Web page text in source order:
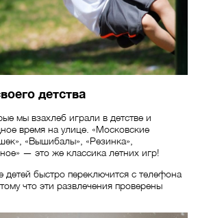
детства
мы взахлеб играли в детстве и
время на улице. «Московские
«Вышибалы», «Резинка»,
— это же классика летних игр!
детей быстро переключится с телефона
что эти развлечения проверены